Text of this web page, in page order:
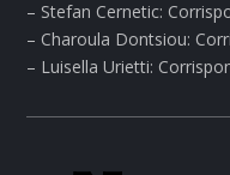
– Stefan Cernetic:
– Charoula Dontsiou:
– Luisella Urietti: